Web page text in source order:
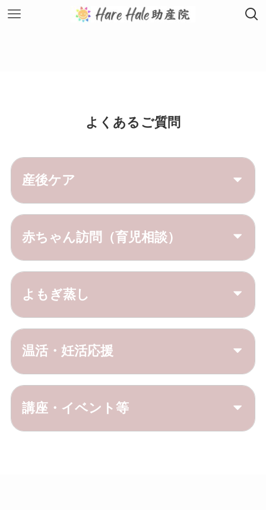
よくあるご質問
産後ケア
赤ちゃん訪問（育児相談）
よもぎ蒸し
温活・妊活応援
講座・イベント 等